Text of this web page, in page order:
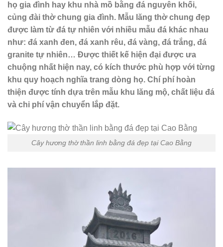
họ gia đình hay khu nhà mồ bằng đá nguyên khối,
củng đài thờ chung gia đình. Mẫu lăng thờ chung đẹp
được làm từ đá tự nhiên với nhiều mẫu đá khác nhau
như: đá xanh đen, đá xanh rêu, đá vàng, đá trắng, đá
granite tự nhiên… Được thiết kế hiện đại được ưa
chuộng nhất hiện nay, có kích thước phù hợp với từng
khu quy hoạch nghĩa trang dòng họ. Chí phí hoàn
thiện được tính dựa trên mẫu khu lăng mộ, chất liệu đá
và chi phí vận chuyển lắp đặt.
Cây hương thờ thần linh bằng đá đẹp tại Cao Bằng